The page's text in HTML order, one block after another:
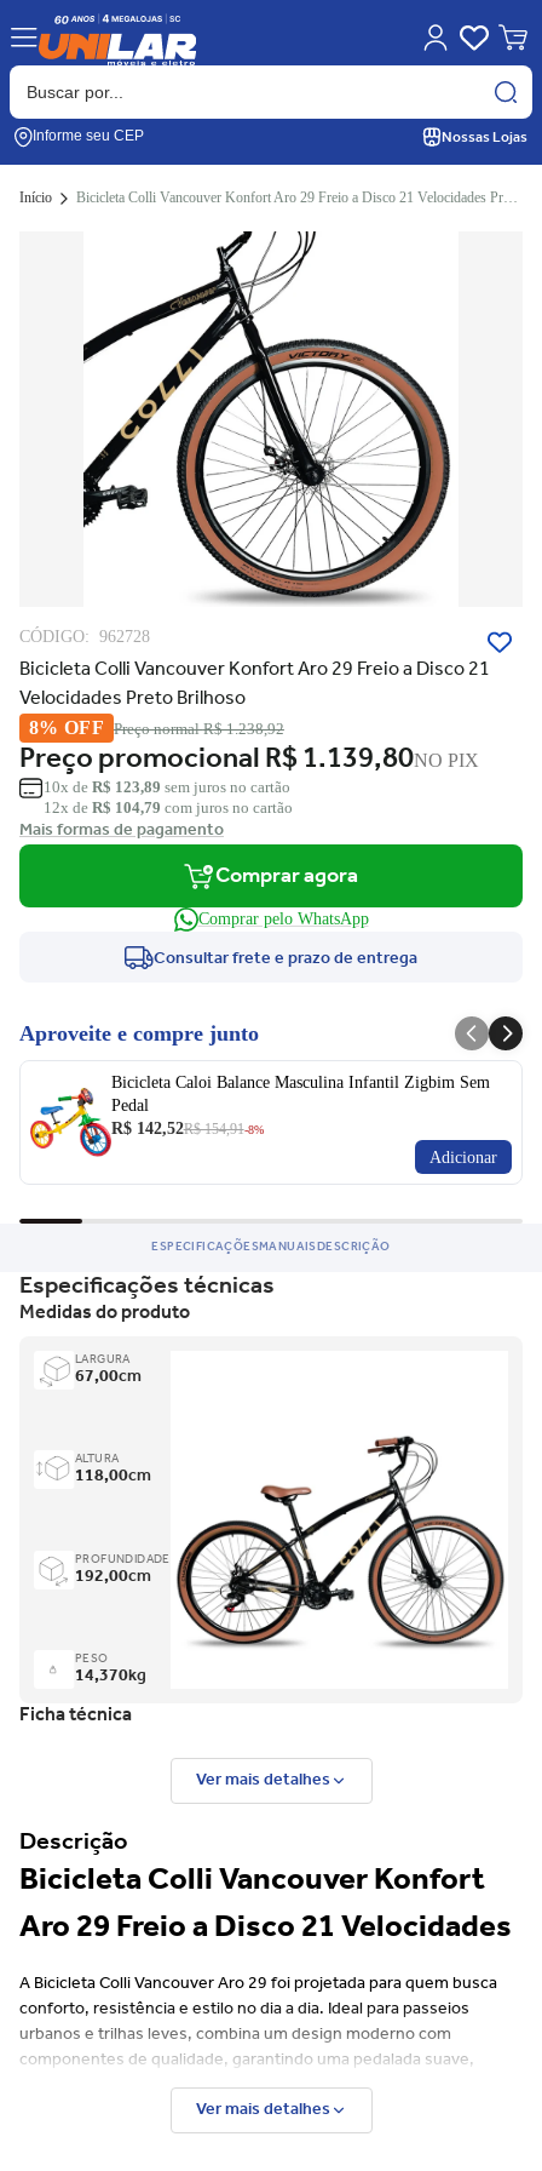
Informe seu CEP Nossas Lojas
Início Bicicleta Colli Vancouver Konfort Aro 29 Freio a Disco 21 Velocidades Preto Brilhoso
CÓDIGO: 962728
Bicicleta Colli Vancouver Konfort Aro 29 Freio a Disco 21
Velocidades Preto Brilhoso
8% OFF Preço normalR$ 1.238,92
Preço promocionalR$ 1.139,80NO PIX
10x de R$ 123,89 sem juros no cartão
12x de R$ 104,79 com juros no cartão
Mais formas de pagamento
Comprar agora
Comprar pelo WhatsApp
Consultar frete e prazo de entrega
Aproveite e compre junto
Bicicleta Caloi Balance Masculina Infantil Zigbim Sem
Pedal
R$ 142,52R$ 154,91-8%
Adicionar
ESPECIFICAÇÕESMANUAISDESCRIÇÃO
Especificações técnicas
Medidas do produto
LARGURA
67,00cm
ALTURA
118,00cm
PROFUNDIDADE
192,00cm
PESO
14,370kg
Ficha técnica
Ver mais detalhes
Descrição
Bicicleta Colli Vancouver Konfort
Aro 29 Freio a Disco 21 Velocidades
A Bicicleta Colli Vancouver Aro 29 foi projetada para quem busca
conforto, resistência e estilo no dia a dia. Ideal para passeios
urbanos e trilhas leves, combina um design moderno com
componentes de qualidade, garantindo uma pedalada suave,
segura e com ótimo desempenho.
Principais Características:
Ver mais detalhes